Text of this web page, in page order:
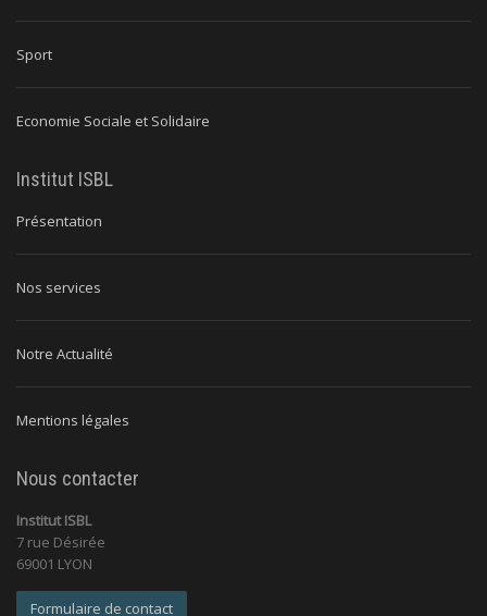
Sport
Economie Sociale et Solidaire
Institut ISBL
Présentation
Nos services
Notre Actualité
Mentions légales
Nous contacter
Institut ISBL
7 rue Désirée
69001 LYON
Formulaire de contact